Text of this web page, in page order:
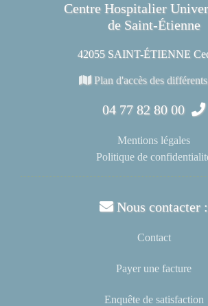
Centre Hospitalier
de Saint-Étienne
42055 SAINT-ÉTIENNE
Plan d'accès des
04 77 82 80 00
Mentions légales
Politique de
Nous contacter :
Contact
Payer une facture
Enquête de satisfaction